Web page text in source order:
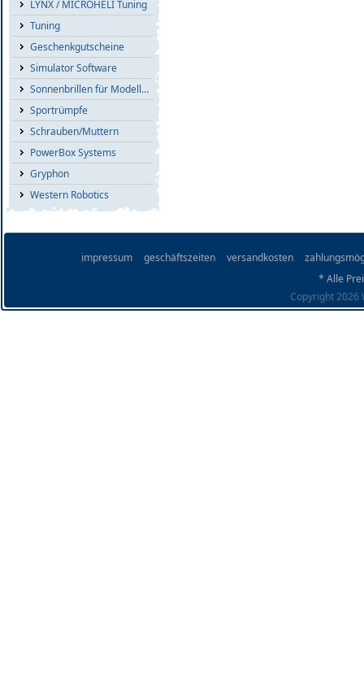
LYNX / MICROHELI Tuning
Tuning
Geschenkgutscheine
Simulator Software
Sonnenbrillen für Modellflieger
Sportrümpfe
Schrauben/Muttern
PowerBox Systems
Gryphon
Western Robotics
impressum geschäftszeiten versandkosten
* Alle
Copyright 2026